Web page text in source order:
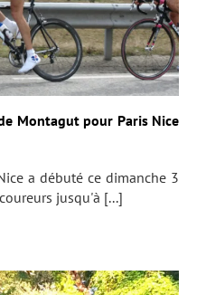
Montagut pour Paris Nice
a débuté ce dimanche 3
jusqu'à [...]